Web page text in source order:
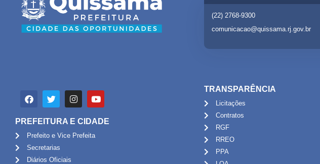
(22) 2768-9300
comunicacao@quissama.rj.gov.br
PREFEITURA E CIDADE
Prefeito e Vice Prefeita
Secretarias
Diários Oficiais
TRANSPARÊNCIA
Licitações
Contratos
RGF
RREO
PPA